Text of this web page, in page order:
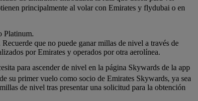
principalmente al volar con Emirates y flydubai o en
Platinum.
para ascender de nivel en la página Skywards de la app
que no puede ganar millas de nivel a través de
por Emirates y operados por otra aerolínea.
su primer vuelo como socio de Emirates Skywards, ya sea
de nivel tras presentar una solicitud para la obtención